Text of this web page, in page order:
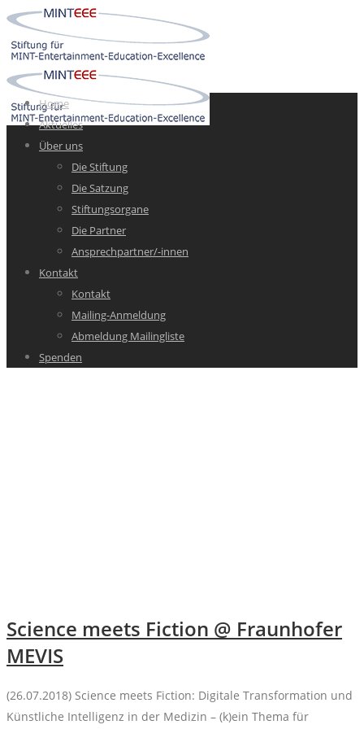
Home
Aktuelles
Über uns
Die Stiftung
Die Satzung
Stiftungsorgane
Die Partner
Ansprechpartner/-innen
Kontakt
Kontakt
Mailing-Anmeldung
Abmeldung Mailingliste
Spenden
Science meets Fiction @ Fraunhofer
MEVIS
(26.07.2018) Science meets Fiction: Digitale Transformation und
Künstliche Intelligenz in der Medizin – (k)ein Thema für